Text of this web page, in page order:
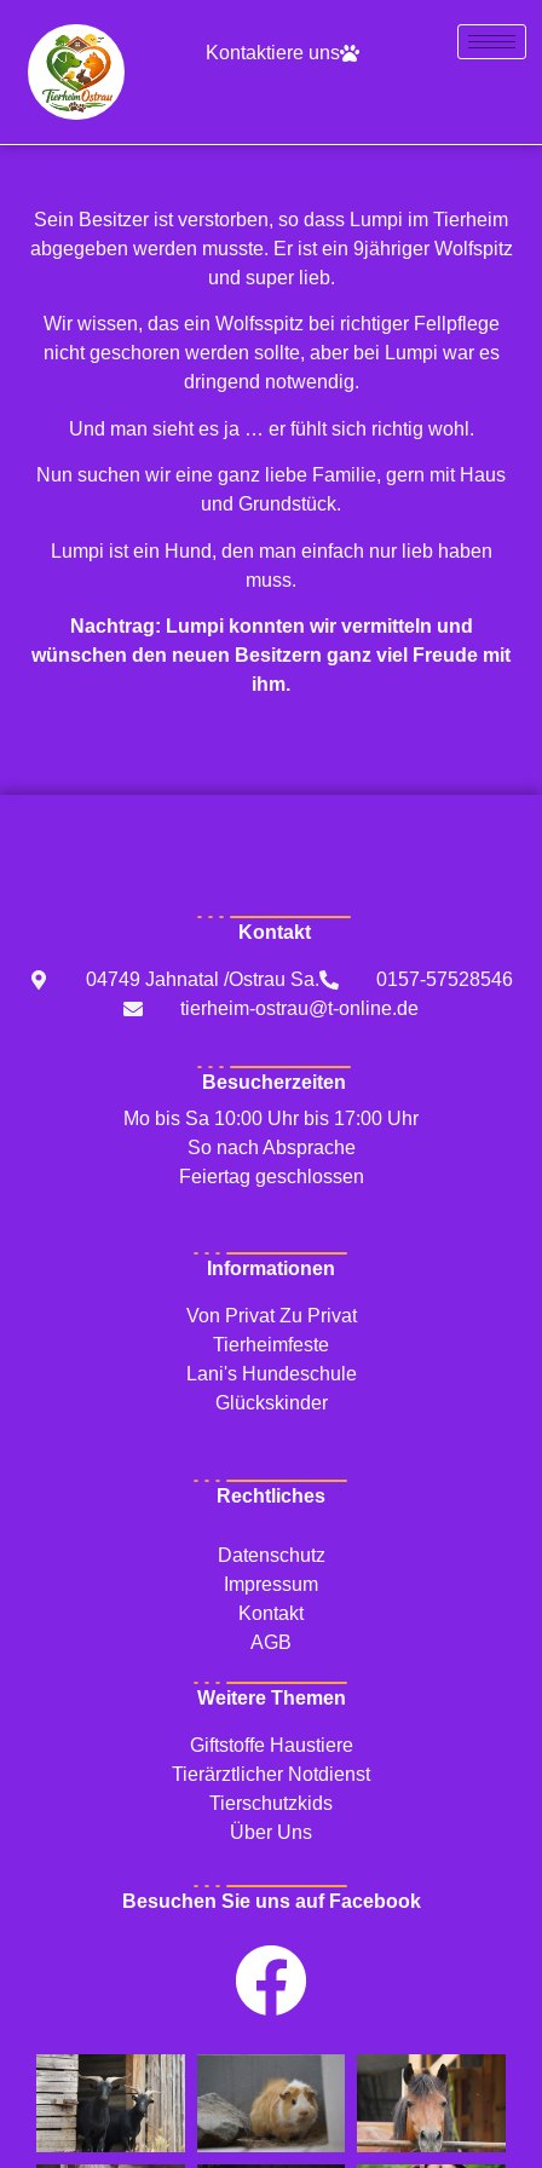
Kontaktiere uns
Sein Besitzer ist verstorben, so dass Lumpi im Tierheim
abgegeben werden musste. Er ist ein 9jähriger Wolfspitz
und super lieb.
Wir wissen, das ein Wolfsspitz bei richtiger Fellpflege
nicht geschoren werden sollte, aber bei Lumpi war es
dringend notwendig.
Und man sieht es ja … er fühlt sich richtig wohl.
Nun suchen wir eine ganz liebe Familie, gern mit Haus
und Grundstück.
Lumpi ist ein Hund, den man einfach nur lieb haben
muss.
Nachtrag: Lumpi konnten wir vermitteln und
wünschen den neuen Besitzern ganz viel Freude mit
ihm.
Kontakt
04749 Jahnatal /Ostrau Sa.
0157-57528546
tierheim-ostrau@t-online.de
Besucherzeiten
Mo bis Sa 10:00 Uhr bis 17:00 Uhr
So nach Absprache
Feiertag geschlossen
Informationen
Von Privat Zu Privat
Tierheimfeste
Lani's Hundeschule
Glückskinder
Rechtliches
Datenschutz
Impressum
Kontakt
AGB
Weitere Themen
Giftstoffe Haustiere
Tierärztlicher Notdienst
Tierschutzkids
Über Uns
Besuchen Sie uns auf Facebook